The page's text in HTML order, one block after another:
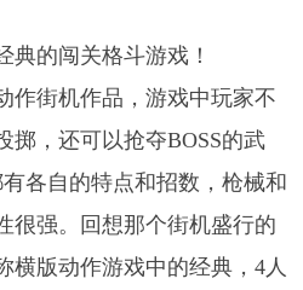
典的闯关格斗游戏！
作街机作品，游戏中玩家不
掷，还可以抢夺BOSS的武
各自的特点和招数，枪械和
很强。回想那个街机盛行的
横版动作游戏中的经典，4人